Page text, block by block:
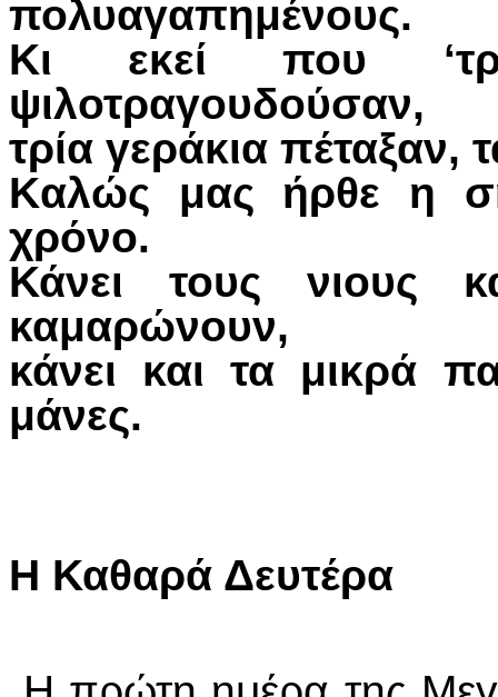
πολυαγαπημένους.
Κι εκεί που
ψιλοτραγουδούσαν,
τρία γεράκια πέταξαν,
Kαλώς μας ήρθε η
χρόνο.
Κάνει τους νιους
καμαρώνουν,
κάνει και τα μικρά
μάνες.
Η Καθαρά Δευτέρα